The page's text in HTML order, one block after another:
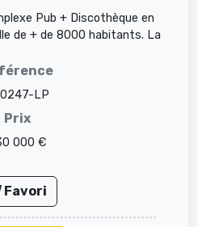
Pub + Discothèque en
de + de 8000 habitants. La
LP
Prix
000 €
Favori